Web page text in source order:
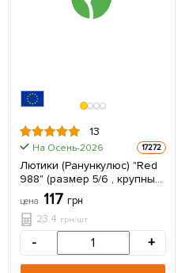
13
На Осень-2026 17272
Лютики (Ранункулюс) "Red
988" (размер 5/6 , крупный)
5шт в упаковке
цена 117 грн
23.4 грн/шт
- +